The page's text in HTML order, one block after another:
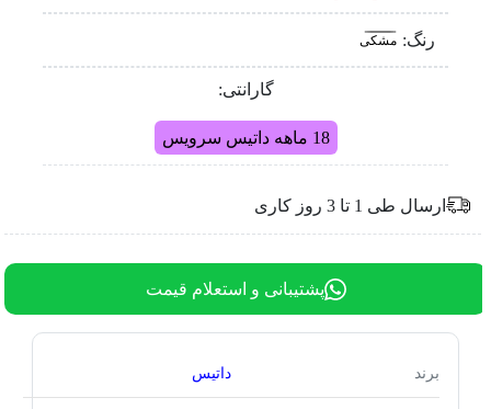
رنگ: مشکی
گارانتی:
18 ماهه داتیس سرویس
ارسال طی 1 تا 3 روز کاری
پشتیبانی و استعلام قیمت
برند داتیس